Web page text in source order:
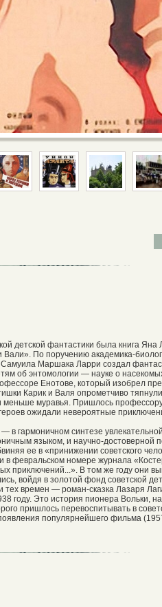
детской фантастики была книга Яна
По поручению академика-
Маршака Ларри создал
об энтомологии — науке о
Енотове, который изобрел
Карик и Валя опрометчиво
меньше муравья. Пришлось
ожидали невероятные
в гармоничном синтезе
языком, и научно-достоверной
ее в «принижении советского
февральском номере журнала
приключений...». В том же году они
войдя в золотой фонд советской
времен — роман-сказка Лазаря
году. Это история пионера Вольки,
пришлось перевоспитывать в
популярнейшего фильма